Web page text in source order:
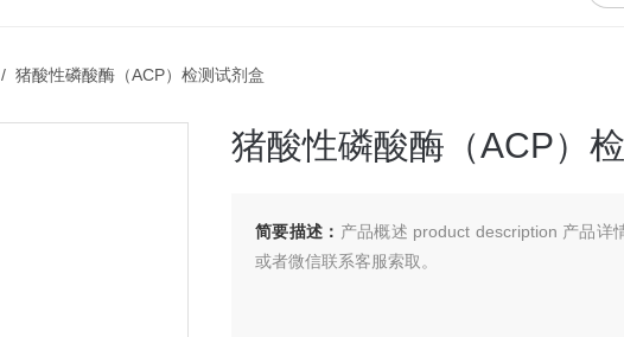
/ 猪酸性磷酸酶（ACP）检测试剂盒
猪酸性磷酸酶（ACP）
简要描述： 产品概述 product description 产品详
或者微信联系客服索取。